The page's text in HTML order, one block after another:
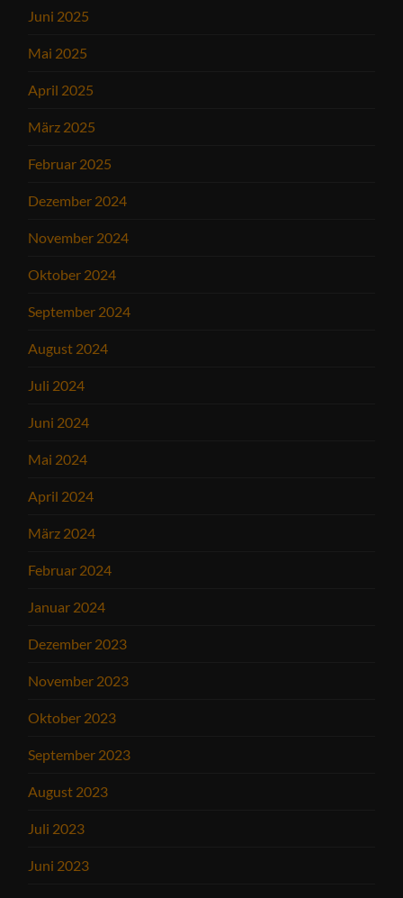
Juni 2025
Mai 2025
April 2025
März 2025
Februar 2025
Dezember 2024
November 2024
Oktober 2024
September 2024
August 2024
Juli 2024
Juni 2024
Mai 2024
April 2024
März 2024
Februar 2024
Januar 2024
Dezember 2023
November 2023
Oktober 2023
September 2023
August 2023
Juli 2023
Juni 2023